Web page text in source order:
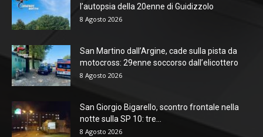
l’autopsia della 20enne di Guidizzolo
8 Agosto 2026
San Martino dall’Argine, cade sulla pista da
motocross: 29enne soccorso dall’elicottero
8 Agosto 2026
San Giorgio Bigarello, scontro frontale nella
notte sulla SP 10: tre...
8 Agosto 2026